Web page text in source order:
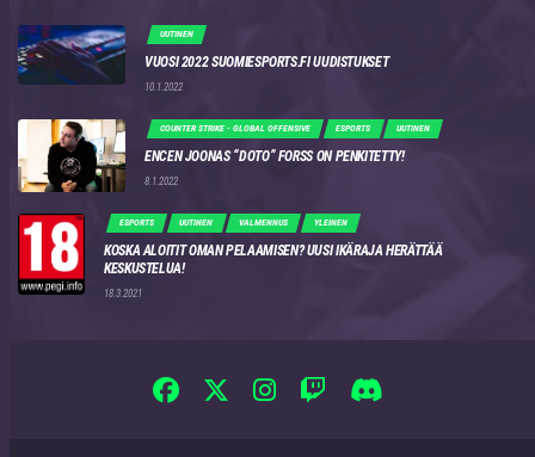
UUTINEN
VUOSI 2022 SUOMIESPORTS.FI UUDISTUKSET
10.1.2022
COUNTER STRIKE - GLOBAL OFFENSIVE ESPORTS UUTINEN
ENCEN JOONAS “DOTO” FORSS ON PENKITETTY!
8.1.2022
ESPORTS UUTINEN VALMENNUS YLEINEN
KOSKA ALOITIT OMAN PELAAMISEN? UUSI IKÄRAJA HERÄTTÄÄ
KESKUSTELUA!
18.3.2021